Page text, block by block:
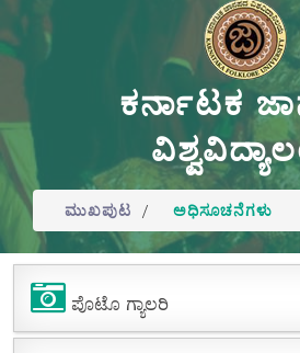
ಕರ್ನಾಟಕ
ಮುಖಪುಟ / ಅಧಿಸೂಚನೆಗಳು
ಪೊಟೊ ಗ್ಯಾಲರಿ